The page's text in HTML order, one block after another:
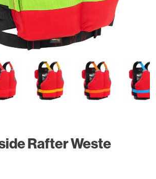
Rafter Weste